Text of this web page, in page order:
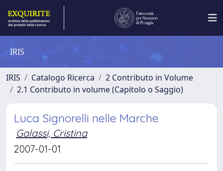
IRIS
IRIS Catalogo Ricerca
2 Contributo in Volume
2.1 Contributo in volume (Capitolo o Saggio)
Luca Signorelli nelle Marche
Galassi, Cristina
2007-01-01